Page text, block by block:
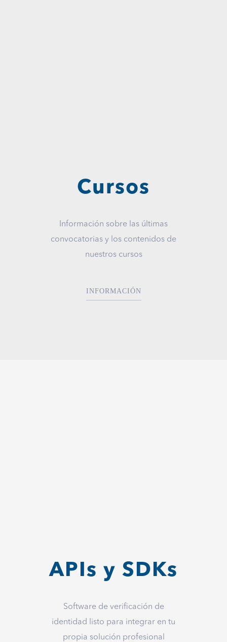
Cursos
Información sobre las últimas
convocatorias y los contenidos de
nuestros cursos
INFORMACIÓN
APIs y SDKs
Software de verificación de
identidad listo para integrar en tu
propia solución profesional